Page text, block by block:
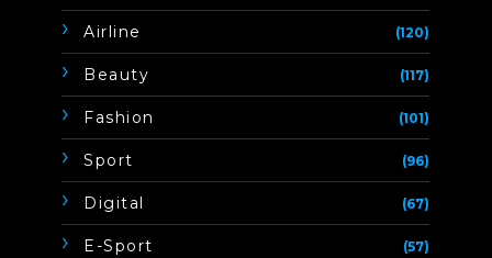
Airline (120)
Beauty (117)
Fashion (101)
Sport (96)
Digital (67)
E-Sport (57)